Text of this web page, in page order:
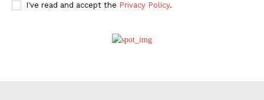
О нас
Политика конфиденциальности
I've read and accept the Privacy Policy.